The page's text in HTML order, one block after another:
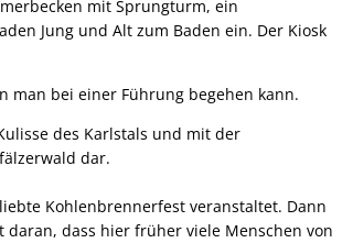
mit Sprungturm, ein
Jung und Alt zum Baden ein. Der Kiosk
man bei einer Führung begehen kann.
des Karlstals und mit der
dar.
Kohlenbrennerfest veranstaltet. Dann
dass hier früher viele Menschen von